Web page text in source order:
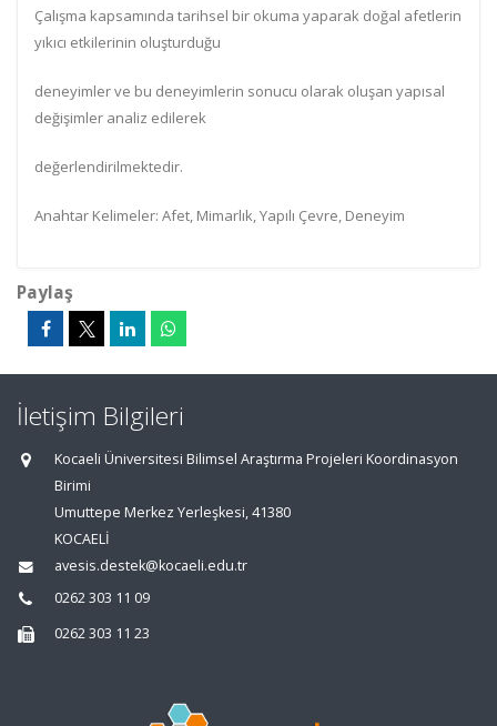
Çalışma kapsamında tarihsel bir okuma yaparak doğal afetlerin
yıkıcı etkilerinin oluşturduğu
deneyimler ve bu deneyimlerin sonucu olarak oluşan yapısal
değişimler analiz edilerek
değerlendirilmektedir.
Anahtar Kelimeler: Afet, Mimarlık, Yapılı Çevre, Deneyim
Paylaş
İletişim Bilgileri
Kocaeli Üniversitesi Bilimsel Araştırma Projeleri Koordinasyon
Birimi
Umuttepe Merkez Yerleşkesi, 41380
KOCAELİ
avesis.destek@kocaeli.edu.tr
0262 303 11 09
0262 303 11 23